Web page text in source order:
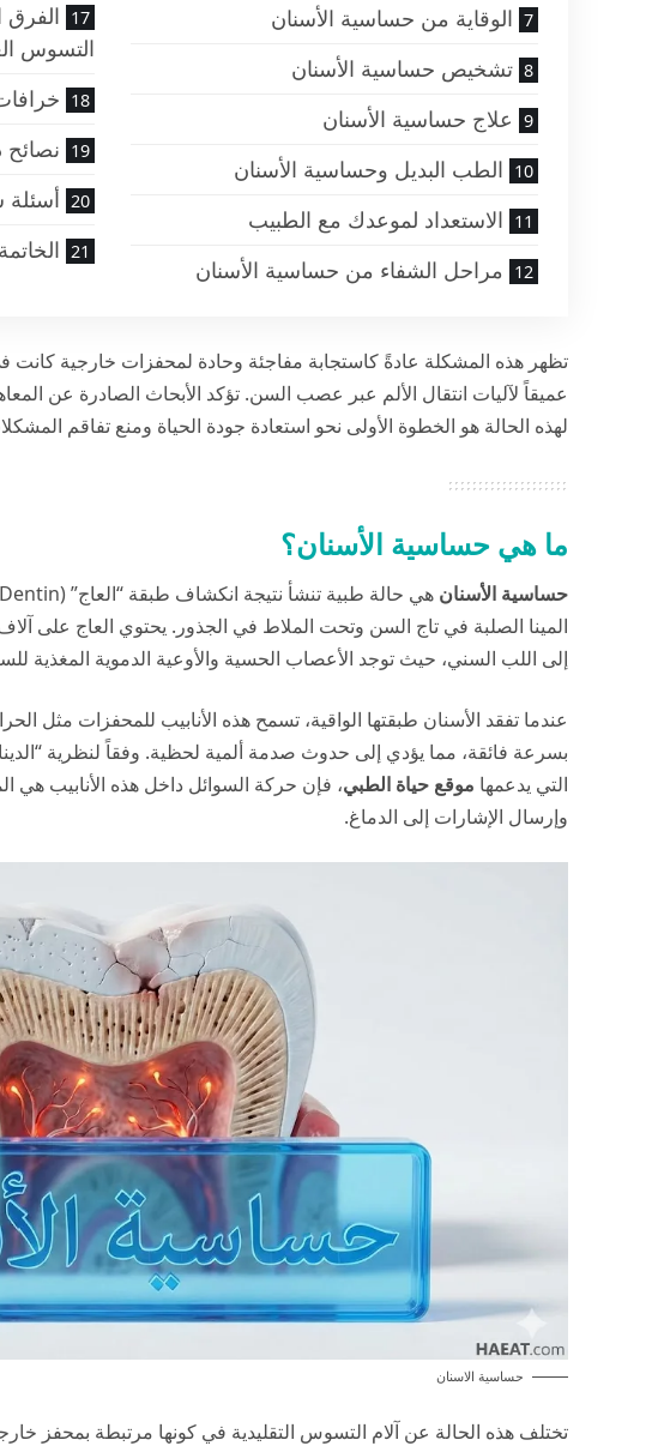
الوقاية من حساسية الأسنان
تشخيص حساسية الأسنان
علاج حساسية الأسنان
الطب البديل وحساسية الأسنان
الاستعداد لموعدك مع الطبيب
مراحل الشفاء من حساسية الأسنان
الفرق
التسوس
نصائح
الخاتمة
تظهر هذه المشكلة عادةً كاستجابة مفاجئة وحادة لمحفزات خارجية كانت
لهذه الحالة هو الخطوة الأولى نحو استعادة جودة الحياة ومنع تفاقم
ما هي حساسية الأسنان؟
حساسية الأسنان
المينا الصلبة في تاج السن وتحت الملاط في الجذور. يحتوي العاج على آلاف
إلى اللب السني، حيث توجد الأعصاب الحسية والأوعية الدموية المغذية
عندما تفقد الأسنان طبقتها الواقية، تسمح هذه الأنابيب للمحفزات مثل
التي يدعمها موقع حياة الطبي، فإن حركة السوائل داخل هذه الأنابيب هي
وإرسال الإشارات إلى الدماغ.
حساسية الاسنان
تختلف هذه الحالة عن آلام التسوس التقليدية في كونها مرتبطة بمحفز